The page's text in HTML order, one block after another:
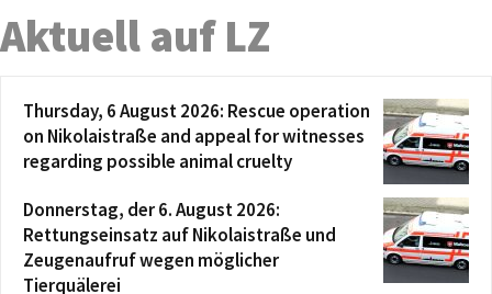
Aktuell auf LZ
Thursday, 6 August 2026: Rescue operation
on Nikolaistraße and appeal for witnesses
regarding possible animal cruelty
Donnerstag, der 6. August 2026:
Rettungseinsatz auf Nikolaistraße und
Zeugenaufruf wegen möglicher
Tierquälerei